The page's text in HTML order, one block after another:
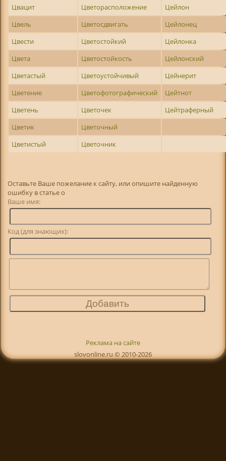
Цвацит
Цветорасположение
Цейлон
Цвель
Цветосдвигать
Цейлонец
Цвести
Цветостойкий
Цейлонка
Цвета
Цветостойкость
Цейлонский
Цветастый
Цветоустойчивый
Цейнерит
Цветение
Цветофотографический
Цейтнот
Цветень
Цветочек
Цейтраферный
Цветик
Цветочный
Цветистый
Цветочник
Оставьте Ваше пожелание к сайту, или опишите найденную
ошибку в статье о
Ваше имя:
Код (для знающих):
Реклама на сайте
slovonline.ru © 2010-2026